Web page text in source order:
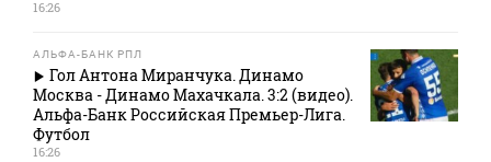
16:26
АЛЬФА-БАНК РПЛ
Гол Антона Миранчука. Динамо
Москва - Динамо Махачкала. 3:2 (видео).
Альфа-Банк Российская Премьер-Лига.
Футбол
16:26